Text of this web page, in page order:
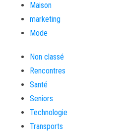
Maison
marketing
Mode
Non classé
Rencontres
Santé
Seniors
Technologie
Transports